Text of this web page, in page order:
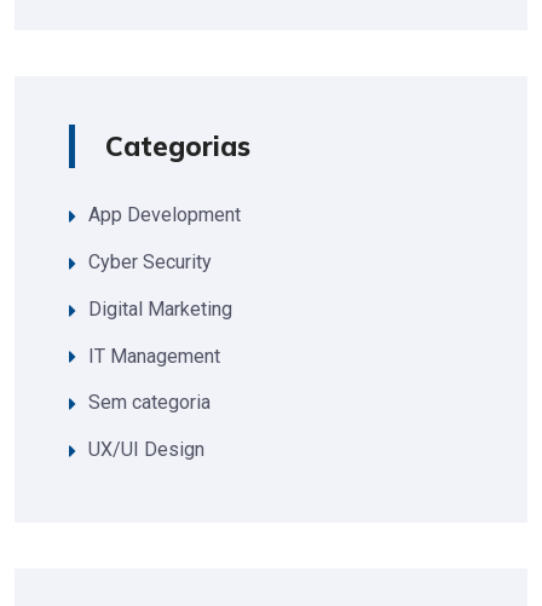
Categorias
App Development
Cyber Security
Digital Marketing
IT Management
Sem categoria
UX/UI Design